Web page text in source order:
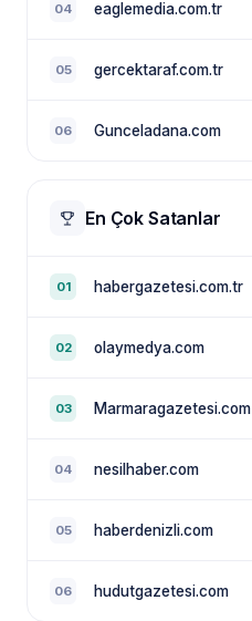
04 eaglemedia.com.tr
05 gercektaraf.com.tr
06 Gunceladana.com
En Çok Satanlar
01 habergazetesi.com.tr
02 olaymedya.com
03 Marmaragazetesi.com
04 nesilhaber.com
05 haberdenizli.com
06 hudutgazetesi.com